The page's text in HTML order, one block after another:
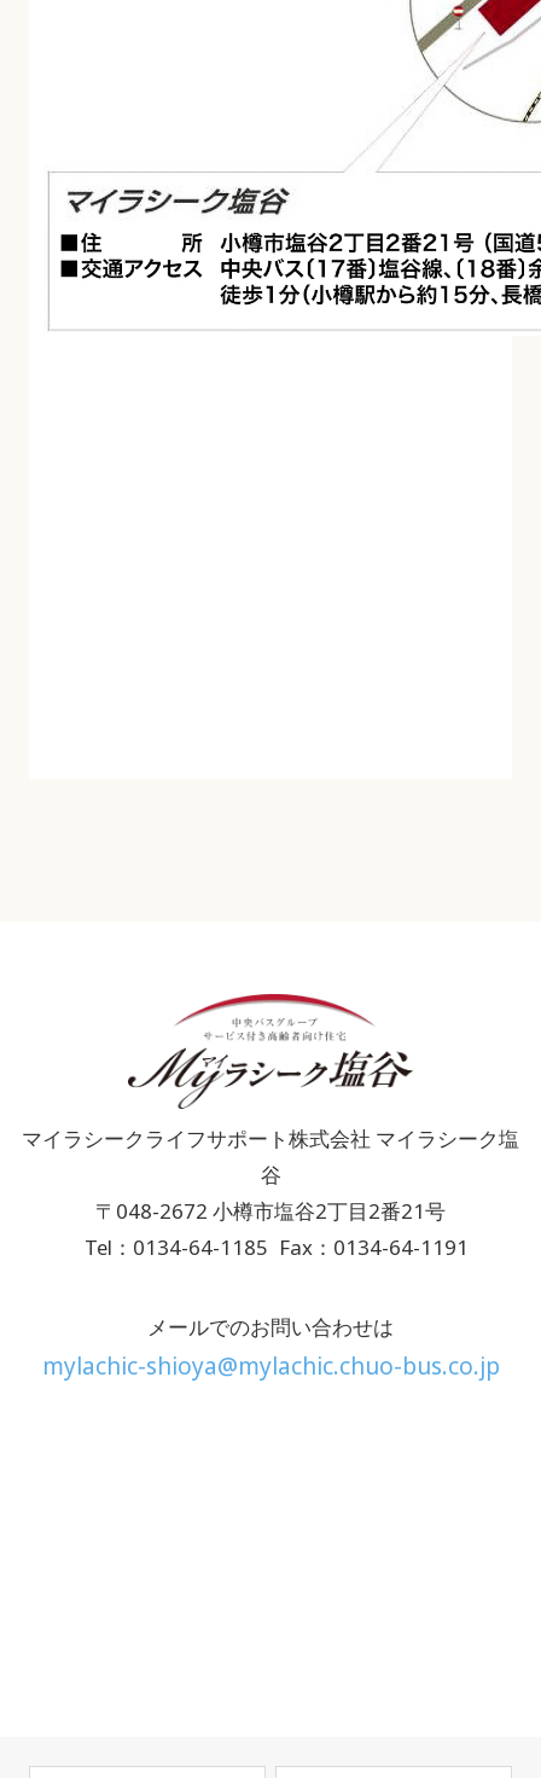
マイラシークライフサポート株式会社 マイラシーク塩
谷
〒048-2672 小樽市塩谷2丁目2番21号
Tel：0134-64-1185 Fax：0134-64-1191
メールでのお問い合わせは
mylachic-shioya@mylachic.chuo-bus.co.jp